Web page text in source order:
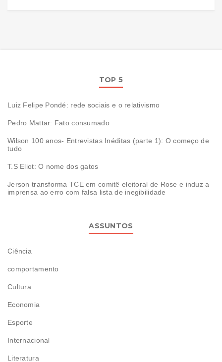
TOP 5
Luiz Felipe Pondé: rede sociais e o relativismo
Pedro Mattar: Fato consumado
Wilson 100 anos- Entrevistas Inéditas (parte 1): O começo de
tudo
T.S Eliot: O nome dos gatos
Jerson transforma TCE em comitê eleitoral de Rose e induz a
imprensa ao erro com falsa lista de inegibilidade
ASSUNTOS
Ciência
comportamento
Cultura
Economia
Esporte
Internacional
Literatura